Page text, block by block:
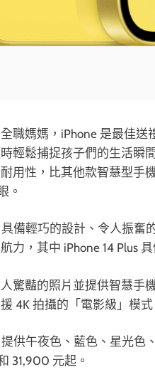
職媽媽，iPhone 是最佳
輕鬆捕捉孩子們的生活瞬
用性，比其他款智慧型手
。
具備輕巧的設計、令人振
力，其中 iPhone 14 Plus
驚豔的照片並提供智慧手
4K 拍攝的「電影級」模式
提供午夜色、藍色、星光色
31,900 元起。